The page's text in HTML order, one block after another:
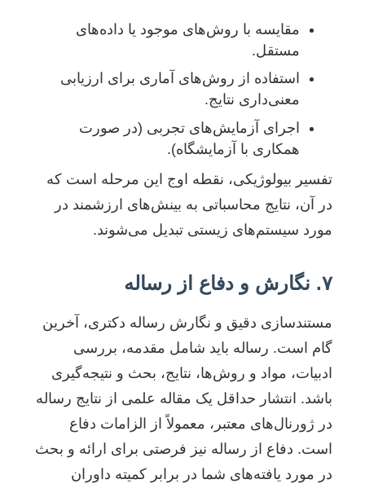
مقایسه با روش‌های موجود یا داده‌های
مستقل.
استفاده از روش‌های آماری برای ارزیابی
معنی‌داری نتایج.
اجرای آزمایش‌های تجربی (در صورت
همکاری با آزمایشگاه).
تفسیر بیولوژیکی، نقطه اوج این مرحله است که
در آن، نتایج محاسباتی به بینش‌های ارزشمند در
مورد سیستم‌های زیستی تبدیل می‌شوند.
۷. نگارش و دفاع از رساله
مستندسازی دقیق و نگارش رساله دکتری، آخرین
گام است. رساله باید شامل مقدمه، بررسی
ادبیات، مواد و روش‌ها، نتایج، بحث و نتیجه‌گیری
باشد. انتشار حداقل یک مقاله علمی از نتایج رساله
در ژورنال‌های معتبر، معمولاً از الزامات دفاع
است. دفاع از رساله نیز فرصتی برای ارائه و بحث
در مورد یافته‌های شما در برابر کمیته داوران